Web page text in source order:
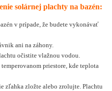
solárnej plachty na bazén:
v prípade, že budete vykonávať
ani na záhony.
očistite vlažnou vodou.
priestore, kde teplota
zľahka zložte alebo zrolujte. Plachtu